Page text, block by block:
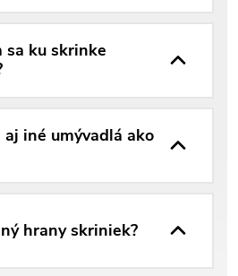
sa ku skrinke
iné umývadlá ako
hrany skriniek?